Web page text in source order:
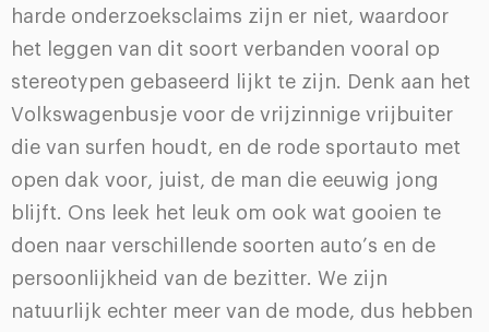
harde onderzoeksclaims zijn er niet, waardoor
het leggen van dit soort verbanden vooral op
stereotypen gebaseerd lijkt te zijn. Denk aan het
Volkswagenbusje voor de vrijzinnige vrijbuiter
die van surfen houdt, en de rode sportauto met
open dak voor, juist, de man die eeuwig jong
blijft. Ons leek het leuk om ook wat gooien te
doen naar verschillende soorten auto’s en de
persoonlijkheid van de bezitter. We zijn
natuurlijk echter meer van de mode, dus hebben